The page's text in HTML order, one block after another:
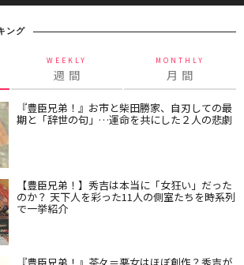
ング
WEEKLY
週 間
MONTHLY
月 間
『豊臣兄弟！』お市と柴田勝家、自刃しての最
期と「辞世の句」…運命を共にした２人の悲劇
【豊臣兄弟！】秀吉は本当に「女狂い」だった
のか？ 天下人を彩った11人の側室たちを時系列
で一挙紹介
『豊臣兄弟！』茶々＝悪女はほぼ創作？秀吉が